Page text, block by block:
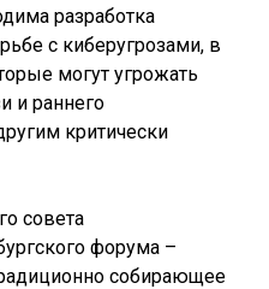
разработка
с киберугрозами, в
могут угрожать
и раннего
критически
совета
форума –
собирающее